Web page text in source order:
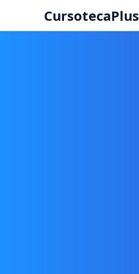
CursotecaPlus